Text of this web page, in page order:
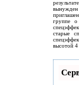
группе
старые
высотой